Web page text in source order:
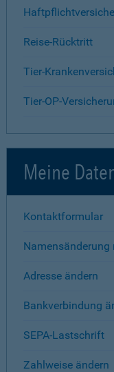
Reise-Rücktritt
Tier-
Tier-OP-
Meine
Kontaktformular
Namensänderung
Adresse ändern
Bankverbindung
SEPA-Lastschrift
Zahlweise ändern